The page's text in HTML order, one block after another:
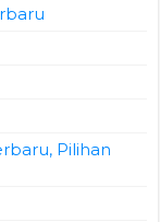
Pilihan